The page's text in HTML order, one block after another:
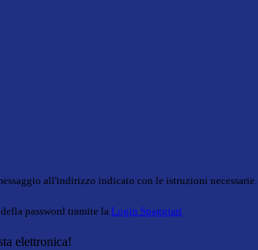
all'indirizzo indicato con le istruzioni necessarie.
password tramite la Login Spaggiari
elettronica!